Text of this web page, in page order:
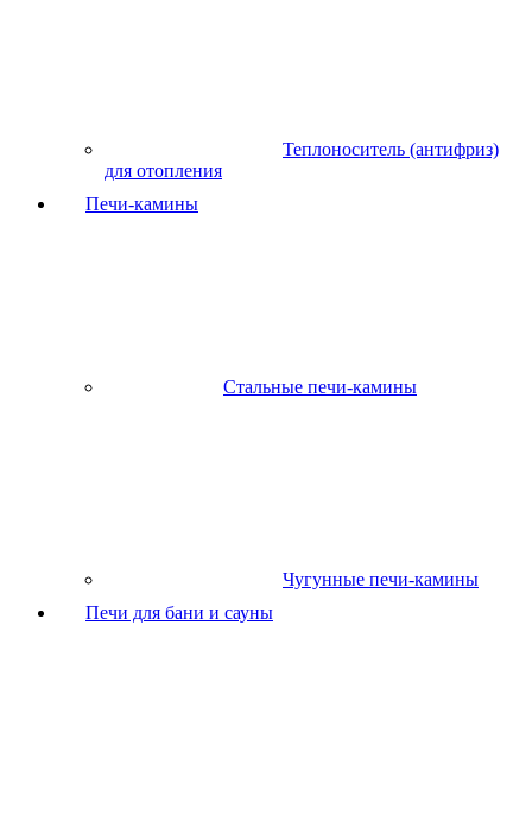
Теплоноситель (антифриз)
для отопления
Печи-камины
Стальные печи-камины
Чугунные печи-камины
Печи для бани и сауны